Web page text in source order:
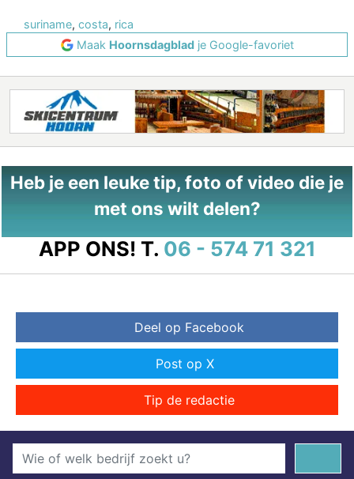
suriname, costa, rica
Maak Hoornsdagbladje Google-favoriet
Heb je een leuke tip, foto of video die je
met ons wilt delen?
APP ONS! T. 06 - 574 71 321
Deel op Facebook
Post op X
Tip de redactie